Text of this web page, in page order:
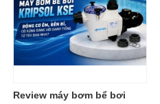
Review máy bơm bể bơi